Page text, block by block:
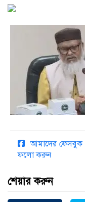
আমাদের ফেসবুক
ফলো করুন
শেয়ার করুন